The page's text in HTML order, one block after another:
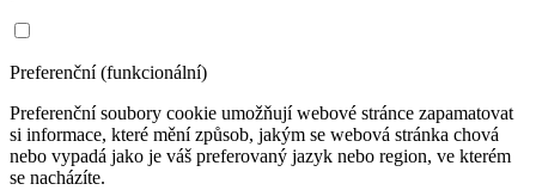
Preferenční (funkcionální)
Preferenční soubory cookie umožňují webové stránce zapamatovat
si informace, které mění způsob, jakým se webová stránka chová
nebo vypadá jako je váš preferovaný jazyk nebo region, ve kterém
se nacházíte.